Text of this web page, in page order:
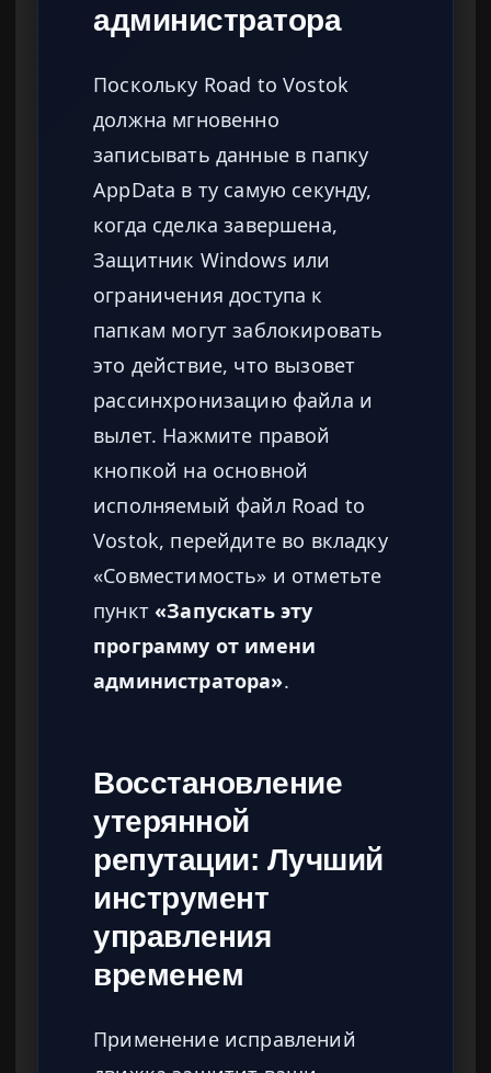
администратора
Поскольку Road to Vostok
должна мгновенно
записывать данные в папку
AppData в ту самую секунду,
когда сделка завершена,
Защитник Windows или
ограничения доступа к
папкам могут заблокировать
это действие, что вызовет
рассинхронизацию файла и
вылет. Нажмите правой
кнопкой на основной
исполняемый файл Road to
Vostok, перейдите во вкладку
«Совместимость» и отметьте
пункт «Запускать эту
программу от имени
администратора».
Восстановление
утерянной
репутации: Лучший
инструмент
управления
временем
Применение исправлений